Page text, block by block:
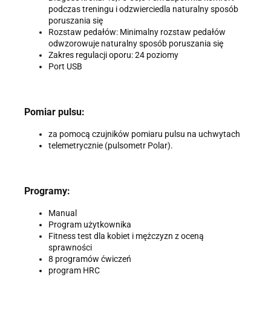
podczas treningu i odzwierciedla naturalny sposób
poruszania się
Rozstaw pedałów: Minimalny rozstaw pedałów
odwzorowuje naturalny sposób poruszania się
Zakres regulacji oporu: 24 poziomy
Port USB
Pomiar pulsu:
za pomocą czujników pomiaru pulsu na uchwytach
telemetrycznie (pulsometr Polar).
Programy:
Manual
Program użytkownika
Fitness test dla kobiet i mężczyzn z oceną
sprawności
8 programów ćwiczeń
program HRC